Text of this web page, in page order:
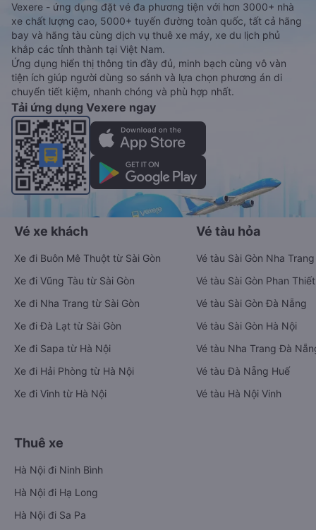
Vexere - ứng dụng đặt vé đa phương tiện với hơn 3000+ nhà
xe chất lượng cao, 5000+ tuyến đường toàn quốc, tất cả hãng
bay và hãng tàu cùng dịch vụ thuê xe máy, xe du lịch phủ
khắp các tỉnh thành tại Việt Nam.
Ứng dụng hiển thị thông tin đầy đủ, minh bạch cùng vô vàn
tiện ích giúp người dùng so sánh và lựa chọn phương án di
chuyển tiết kiệm, nhanh chóng và phù hợp nhất.
Tải ứng dụng Vexere ngay
Vé xe khách
Xe đi Buôn Mê Thuột từ Sài Gòn
Xe đi Vũng Tàu từ Sài Gòn
Xe đi Nha Trang từ Sài Gòn
Xe đi Đà Lạt từ Sài Gòn
Xe đi Sapa từ Hà Nội
Xe đi Hải Phòng từ Hà Nội
Xe đi Vinh từ Hà Nội
Vé tàu hỏa
Vé tàu Sài Gòn Nha Trang
Vé tàu Sài Gòn Phan Thiết
Vé tàu Sài Gòn Đà Nẵng
Vé tàu Sài Gòn Hà Nội
Vé tàu Nha Trang Đà
Vé tàu Đà Nẵng Huế
Vé tàu Hà Nội Vinh
Thuê xe
Hà Nội đi Ninh Bình
Hà Nội đi Hạ Long
Hà Nội đi Sa Pa